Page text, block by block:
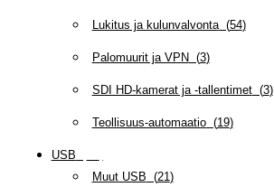
Lukitus ja kulunvalvonta(54)
Palomuurit ja VPN (3)
SDI HD-kamerat ja -tallentimet(3)
Teollisuus-automaatio(19)
USB
Muut USB (21 )